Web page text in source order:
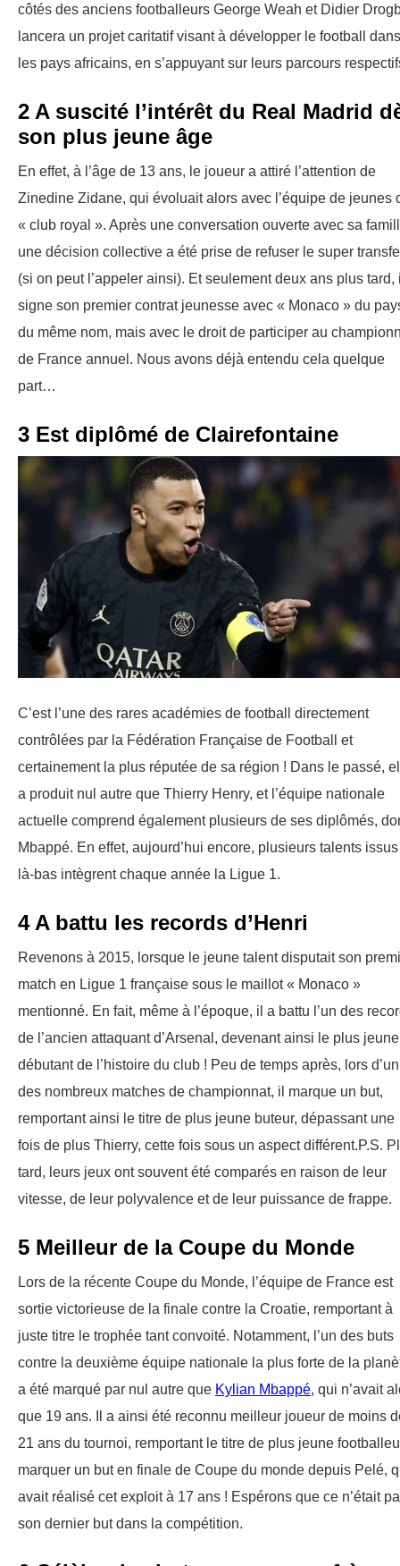
côtés des anciens footballeurs George Weah et Didier
lancera un projet caritatif visant à développer le football dans
les pays africains, en s’appuyant sur leurs parcours
2 A suscité l’intérêt du Real Madrid
son plus jeune âge
En effet, à l’âge de 13 ans, le joueur a attiré l’attention de
Zinedine Zidane, qui évoluait alors avec l’équipe de jeunes
« club royal ». Après une conversation ouverte avec sa
une décision collective a été prise de refuser le super
(si on peut l’appeler ainsi). Et seulement deux ans plus tard,
signe son premier contrat jeunesse avec « Monaco » du
du même nom, mais avec le droit de participer au
de France annuel. Nous avons déjà entendu cela quelque
part…
3 Est diplômé de Clairefontaine
C’est l’une des rares académies de football directement
contrôlées par la Fédération Française de Football et
certainement la plus réputée de sa région ! Dans le passé,
a produit nul autre que Thierry Henry, et l’équipe nationale
actuelle comprend également plusieurs de ses diplômés,
Mbappé. En effet, aujourd’hui encore, plusieurs talents
là-bas intègrent chaque année la Ligue 1.
4 A battu les records d’Henri
Revenons à 2015, lorsque le jeune talent disputait son
match en Ligue 1 française sous le maillot « Monaco »
mentionné. En fait, même à l’époque, il a battu l’un des
de l’ancien attaquant d’Arsenal, devenant ainsi le plus jeune
débutant de l’histoire du club ! Peu de temps après, lors d’un
des nombreux matches de championnat, il marque un but,
remportant ainsi le titre de plus jeune buteur, dépassant une
fois de plus Thierry, cette fois sous un aspect différent.P.S.
tard, leurs jeux ont souvent été comparés en raison de leur
vitesse, de leur polyvalence et de leur puissance de frappe.
5 Meilleur de la Coupe du Monde
Lors de la récente Coupe du Monde, l’équipe de France est
sortie victorieuse de la finale contre la Croatie, remportant à
juste titre le trophée tant convoité. Notamment, l’un des buts
contre la deuxième équipe nationale la plus forte de la
a été marqué par nul autre que Kylian Mbappé, qui n’avait
que 19 ans. Il a ainsi été reconnu meilleur joueur de moins
21 ans du tournoi, remportant le titre de plus jeune
marquer un but en finale de Coupe du monde depuis Pelé,
avait réalisé cet exploit à 17 ans ! Espérons que ce n’était
son dernier but dans la compétition.